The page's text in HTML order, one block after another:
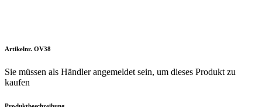
Artikelnr. OV38
Sie müssen als Händler angemeldet sein, um dieses Produkt zu
kaufen